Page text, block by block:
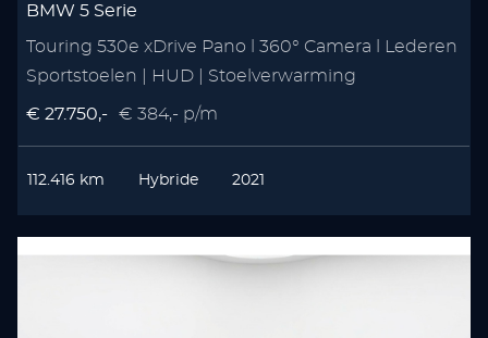
BMW 5 Serie
Touring 530e xDrive Pano l 360° Camera l Lederen
Sportstoelen | HUD | Stoelverwarming
€ 27.750,- € 384,- p/m
112.416 km Hybride 2021